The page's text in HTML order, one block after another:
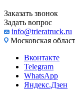
Заказать звонок
Задать вопрос
info@trieratruck.ru
Московская
Вконтакте
Telegram
WhatsApp
Яндекс.Дзен